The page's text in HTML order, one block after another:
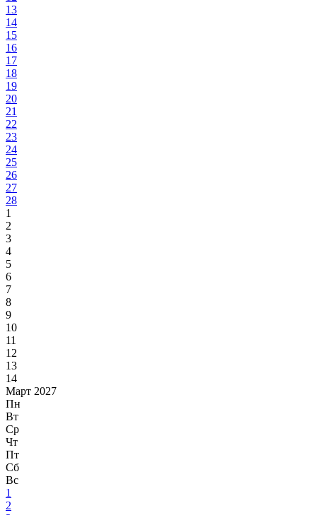
13
14
15
16
17
18
19
20
21
22
23
24
25
26
27
28
1
2
3
4
5
6
7
8
9
10
11
12
13
14
Март 2027
Пн
Вт
Ср
Чт
Пт
Сб
Вс
1
2